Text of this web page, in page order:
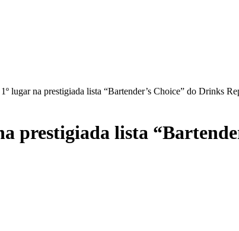
lugar na prestigiada lista “Bartender’s Choice” do Drinks
prestigiada lista